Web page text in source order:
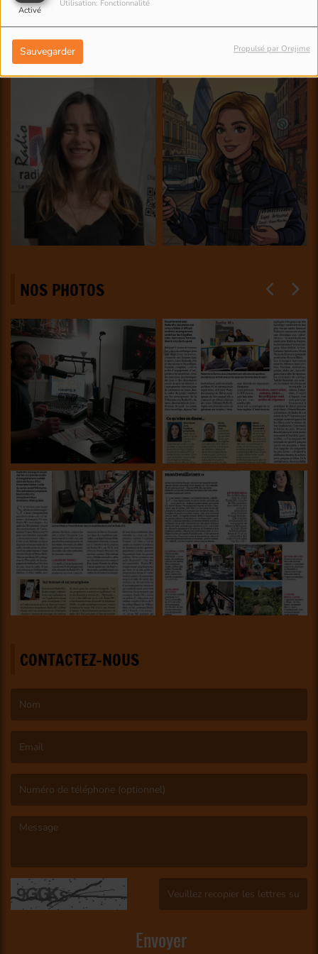
Activé
Utilisation: Fonctionnalité
Sauvegarder Propulsé par Orejime
NOS PHOTOS
CONTACTEZ-NOUS
Envoyer